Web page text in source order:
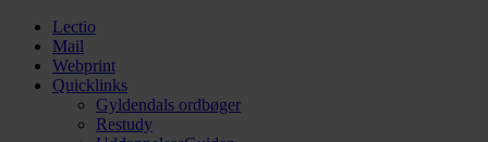
Lectio
Mail
Webprint
Quicklinks
Gyldendals ordbøger
Restudy